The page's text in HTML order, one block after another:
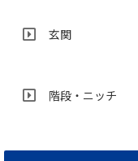
玄関
階段・ニッチ